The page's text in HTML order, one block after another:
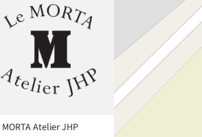
MORTA Atelier JHP